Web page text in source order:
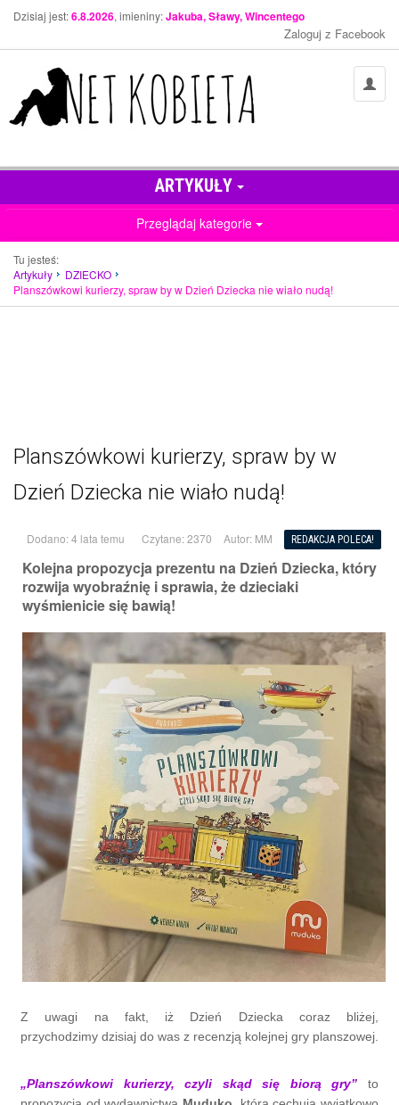
Dzisiaj jest:6.8.2026, imieniny:Jakuba, Sławy, Wincentego
Zaloguj z Facebook
ARTYKUŁY
Przeglądaj kategorie
Tu jesteś:
Artykuły
DZIECKO
Planszówkowi kurierzy, spraw by w Dzień Dziecka nie wiało nudą!
Planszówkowi kurierzy, spraw by w
Dzień Dziecka nie wiało nudą!
Dodano: 4 lata temu Czytane: 2370 Autor: MM REDAKCJA POLECA!
Kolejna propozycja prezentu na Dzień Dziecka, który
rozwija wyobraźnię i sprawia, że dzieciaki
wyśmienicie się bawią!
Z uwagi na fakt, iż Dzień Dziecka coraz bliżej,
przychodzimy dzisiaj do was z recenzją kolejnej gry planszowej.
„Planszówkowi kurierzy, czyli skąd się biorą gry” to